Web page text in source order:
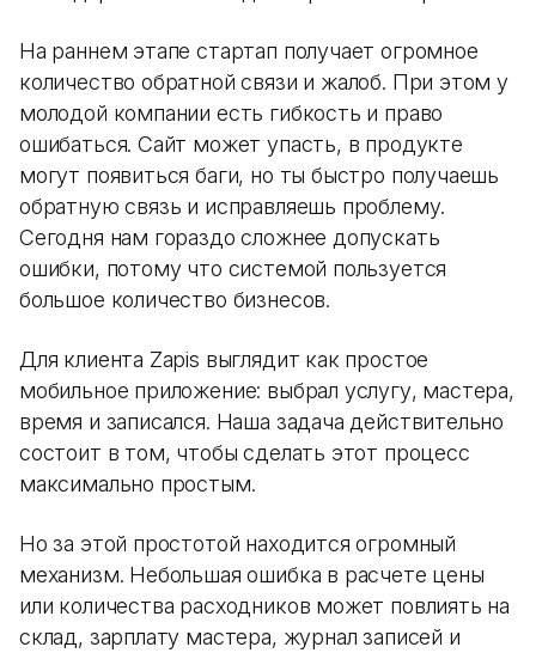
На раннем этапе стартап получает огромное
количество обратной связи и жалоб. При этом у
молодой компании есть гибкость и право
ошибаться. Сайт может упасть, в продукте
могут появиться баги, но ты быстро получаешь
обратную связь и исправляешь проблему.
Сегодня нам гораздо сложнее допускать
ошибки, потому что системой пользуется
большое количество бизнесов.
Для клиента Zapis выглядит как простое
мобильное приложение: выбрал услугу, мастера,
время и записался. Наша задача действительно
состоит в том, чтобы сделать этот процесс
максимально простым.
Но за этой простотой находится огромный
механизм. Небольшая ошибка в расчете цены
или количества расходников может повлиять на
склад, зарплату мастера, журнал записей и